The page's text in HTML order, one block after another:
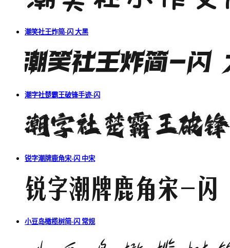
潮笑社王炸简-闪 大黑
潮字社楚霸王破锋手迹-闪
锐字潮牌鹿角宋-闪 中宋
小豆岛橄榄树简-闪 常规